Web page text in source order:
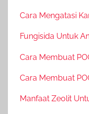
Cara Mengatasi
Fungisida Untuk
Cara Membuat
Cara Membuat
Manfaat Zeolit